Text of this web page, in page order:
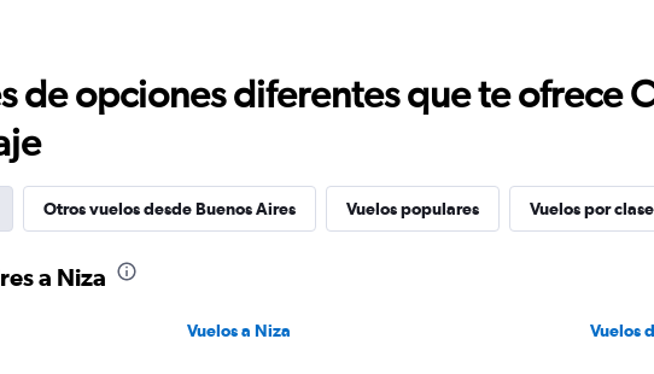
de opciones diferentes que te ofrece
Otros vuelos desde Buenos Aires Vuelos populares Vuelos por clase
a Niza
Vuelos a Niza
Vuelos